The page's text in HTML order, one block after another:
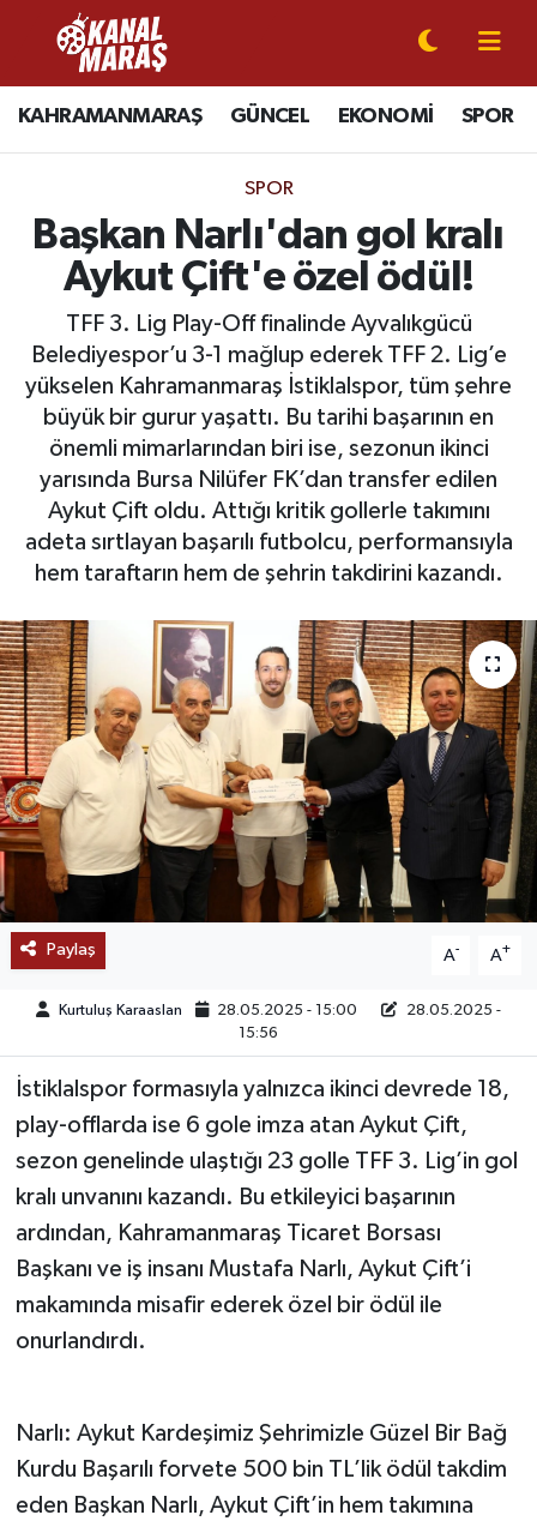
KAHRAMANMARAŞ GÜNCEL EKONOMİ SPOR
SPOR
Başkan Narlı'dan gol kralı
Aykut Çift'e özel ödül!
TFF 3. Lig Play-Off finalinde Ayvalıkgücü
Belediyespor’u 3-1 mağlup ederek TFF 2. Lig’e
yükselen Kahramanmaraş İstiklalspor, tüm şehre
büyük bir gurur yaşattı. Bu tarihi başarının en
önemli mimarlarından biri ise, sezonun ikinci
yarısında Bursa Nilüfer FK’dan transfer edilen
Aykut Çift oldu. Attığı kritik gollerle takımını
adeta sırtlayan başarılı futbolcu, performansıyla
hem taraftarın hem de şehrin takdirini kazandı.
Paylaş A- A+
Kurtuluş Karaaslan 28.05.2025 - 15:00
28.05.2025 -
15:56
İstiklalspor formasıyla yalnızca ikinci devrede 18,
play-offlarda ise 6 gole imza atan Aykut Çift,
sezon genelinde ulaştığı 23 golle TFF 3. Lig’in gol
kralı unvanını kazandı. Bu etkileyici başarının
ardından, Kahramanmaraş Ticaret Borsası
Başkanı ve iş insanı Mustafa Narlı, Aykut Çift’i
makamında misafir ederek özel bir ödül ile
onurlandırdı.
Narlı: Aykut Kardeşimiz Şehrimizle Güzel Bir Bağ
Kurdu Başarılı forvete 500 bin TL’lik ödül takdim
eden Başkan Narlı, Aykut Çift’in hem takımına
CANLI YAYIN
KAHRAMANMARAŞ
SPOR
SİYASET
EKONOMİ
GÜNDEM
MAGAZİN
SAĞLIK
EĞİTİM
BÖLGE
KEŞFET
POPÜLER
DÜNYA
TREND
MEDYA
TEKNOLOJİ
YAŞAM
Kahramanmaraş Nöbetçi Eczaneler
Kahramanmaraş Hava Durumu
Kahramanmaraş Trafik Yoğunluk Haritası
Süper Lig Puan Durumu ve Fikstür
Tüm Manşetler
Son Dakika Haberleri
Haber Arşivi